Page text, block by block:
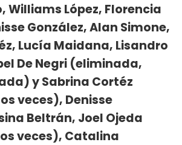
Williams López, Florencia
González, Alan Simone,
Lucía Maidana, Lisandro
De Negri (eliminada,
y Sabrina Cortéz
veces), Denisse
Beltrán, Joel Ojeda
veces), Catalina